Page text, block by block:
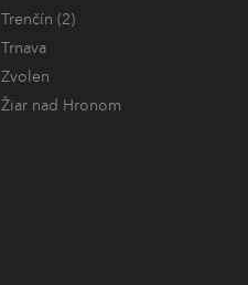
Trenčín (2)
Trnava
Zvolen
Žiar nad Hronom